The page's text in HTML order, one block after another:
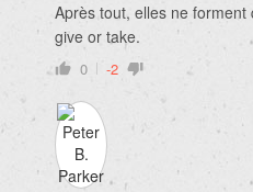
Après tout, elles ne
give or take.
0 -2